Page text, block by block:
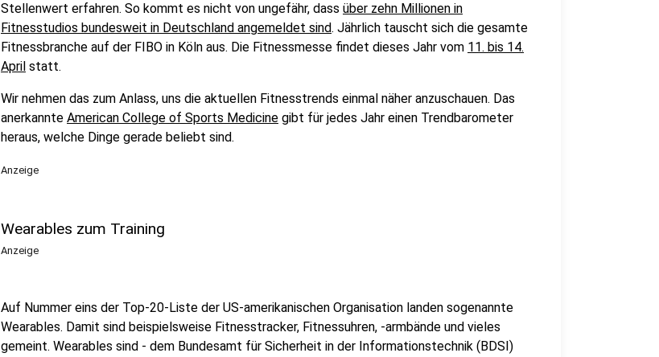
Stellenwert erfahren. So kommt es nicht von ungefähr, dass über zehn Millionen in
Fitnesstudios bundesweit in Deutschland angemeldet sind. Jährlich tauscht sich die gesamte
Fitnessbranche auf der FIBO in Köln aus. Die Fitnessmesse findet dieses Jahr vom 11. bis 14.
April statt.
Wir nehmen das zum Anlass, uns die aktuellen Fitnesstrends einmal näher anzuschauen. Das
anerkannte American College of Sports Medicine gibt für jedes Jahr einen Trendbarometer
heraus, welche Dinge gerade beliebt sind.
Anzeige
Wearables zum Training
Anzeige
Auf Nummer eins der Top-20-Liste der US-amerikanischen Organisation landen sogenannte
Wearables. Damit sind beispielsweise Fitnesstracker, Fitnessuhren, -armbände und vieles
gemeint. Wearables sind - dem Bundesamt für Sicherheit in der Informationstechnik (BDSI)